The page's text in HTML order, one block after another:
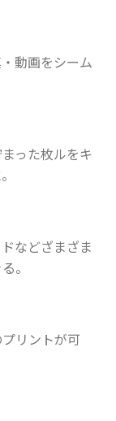
動画をシーム
った枚ルをキ
などざまざま
。
リントが可